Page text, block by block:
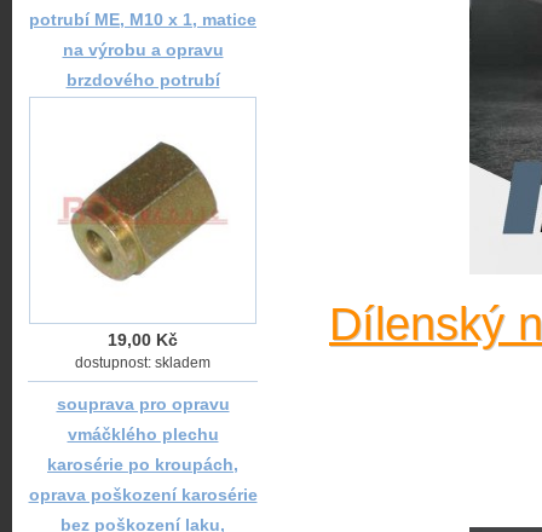
Dílenský
potrubí ME, M10 x 1, matice
na výrobu a opravu
brzdového potrubí
19,00 Kč
dostupnost: skladem
souprava pro opravu
vmáčklého plechu
karosérie po kroupách,
oprava poškození karosérie
bez poškození laku,